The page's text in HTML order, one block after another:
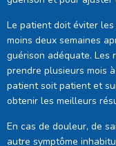
Le patient doit éviter
moins deux semaines
guérison adéquate.
prendre plusieurs mois
patient soit patient et
obtenir les meilleurs
En cas de douleur, de
autre symptôme